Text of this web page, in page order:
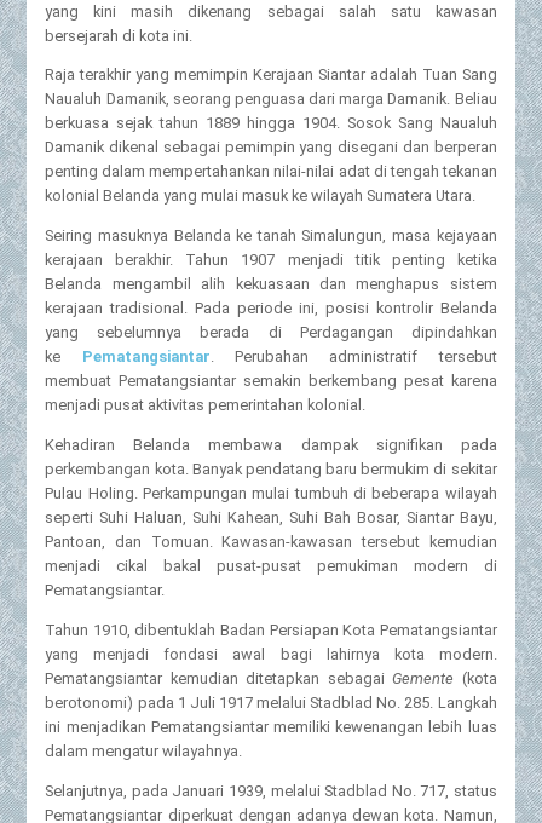
yang kini masih dikenang sebagai salah satu kawasan
bersejarah di kota ini.
Raja terakhir yang memimpin Kerajaan Siantar adalah Tuan Sang
Naualuh Damanik, seorang penguasa dari marga Damanik. Beliau
berkuasa sejak tahun 1889 hingga 1904. Sosok Sang Naualuh
Damanik dikenal sebagai pemimpin yang disegani dan berperan
penting dalam mempertahankan nilai-nilai adat di tengah tekanan
kolonial Belanda yang mulai masuk ke wilayah Sumatera Utara.
Seiring masuknya Belanda ke tanah Simalungun, masa kejayaan
kerajaan berakhir. Tahun 1907 menjadi titik penting ketika
Belanda mengambil alih kekuasaan dan menghapus sistem
kerajaan tradisional. Pada periode ini, posisi kontrolir Belanda
yang sebelumnya berada di Perdagangan dipindahkan
ke Pematangsiantar. Perubahan administratif tersebut
membuat Pematangsiantar semakin berkembang pesat karena
menjadi pusat aktivitas pemerintahan kolonial.
Kehadiran Belanda membawa dampak signifikan pada
perkembangan kota. Banyak pendatang baru bermukim di sekitar
Pulau Holing. Perkampungan mulai tumbuh di beberapa wilayah
seperti Suhi Haluan, Suhi Kahean, Suhi Bah Bosar, Siantar Bayu,
Pantoan, dan Tomuan. Kawasan-kawasan tersebut kemudian
menjadi cikal bakal pusat-pusat pemukiman modern di
Pematangsiantar.
Tahun 1910, dibentuklah Badan Persiapan Kota Pematangsiantar
yang menjadi fondasi awal bagi lahirnya kota modern.
Pematangsiantar kemudian ditetapkan sebagaiGemente (kota
berotonomi) pada 1 Juli 1917 melalui Stadblad No. 285. Langkah
ini menjadikan Pematangsiantar memiliki kewenangan lebih luas
dalam mengatur wilayahnya.
Selanjutnya, pada Januari 1939, melalui Stadblad No. 717, status
Pematangsiantar diperkuat dengan adanya dewan kota. Namun,